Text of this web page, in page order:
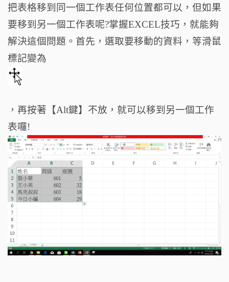
把表格移到同一個工作表任何位置都可以，但如果
要移到另一個工作表呢?掌握EXCEL技巧，就能夠
解決這個問題。首先，選取要移動的資料，等滑鼠
標記變為
，再按著【Alt鍵】不放，就可以移到另一個工作
表囉!